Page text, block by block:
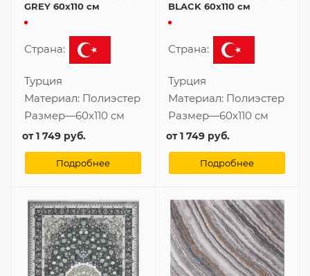
GREY 60x110 см
Страна:
Турция
Материал: Полиэстер
Размер—60x110 см
от1 749 руб.
Подробнее
BLACK 60x110 см
Страна:
Турция
Материал: Полиэстер
Размер—60x110 см
от1 749 руб.
Подробнее